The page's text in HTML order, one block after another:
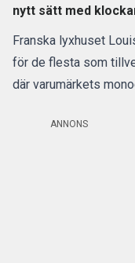
nytt sätt med
Franska lyxhuset
för de flesta som
där varumärkets
ANNONS